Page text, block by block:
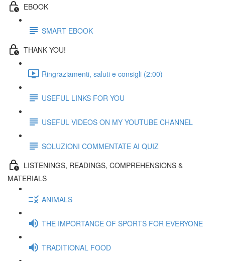
EBOOK
SMART EBOOK
THANK YOU!
Ringraziamenti, saluti e consigli (2:00)
USEFUL LINKS FOR YOU
USEFUL VIDEOS ON MY YOUTUBE CHANNEL
SOLUZIONI COMMENTATE AI QUIZ
LISTENINGS, READINGS, COMPREHENSIONS &
MATERIALS
ANIMALS
THE IMPORTANCE OF SPORTS FOR EVERYONE
TRADITIONAL FOOD